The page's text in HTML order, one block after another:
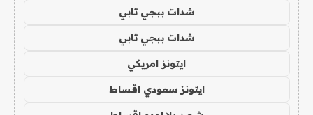
شدات ببجي تابي
شدات ببجي تابي
ايتونز امريكي
ايتونز سعودي اقساط